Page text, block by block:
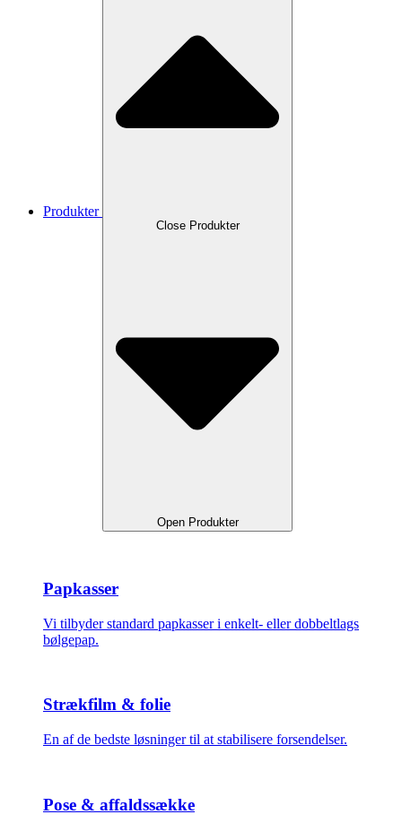
Produkter
Close Produkter
Open Produkter
Papkasser
Vi tilbyder standard papkasser i enkelt- eller dobbeltlags
bølgepap.
Strækfilm & folie
En af de bedste løsninger til at stabilisere forsendelser.
Pose & affaldssække